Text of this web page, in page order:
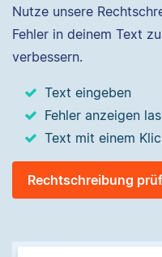
Nutze unsere
Fehler in deinem Text
verbessern.
Text eingeben
Fehler anzeigen
Text mit einem
Rechtschreibung